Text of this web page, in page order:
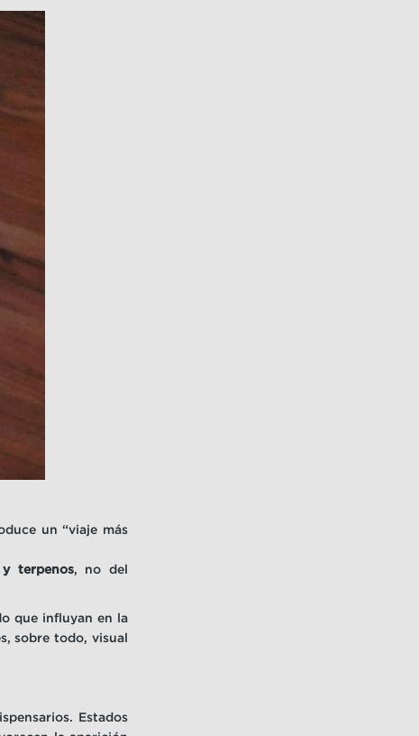
un “viaje más
terpenos, no del
que influyan en la
sobre todo, visual
Estados